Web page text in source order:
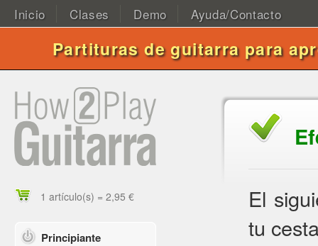
Inicio Clases Demo Ayuda/Contacto
Partituras de guitarra para
1 artículo(s) = 2,95 €
Principiante
El
tu